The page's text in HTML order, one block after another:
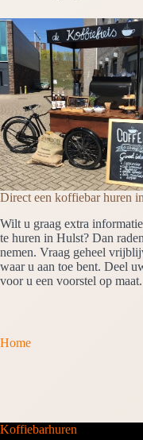
Direct een koffiebar huren
Wilt u graag extra
te huren in Hulst? Dan
nemen. Vraag geheel
waar u aan toe bent. Deel
voor u een voorstel op maat.
Home
Koffiebarhuren